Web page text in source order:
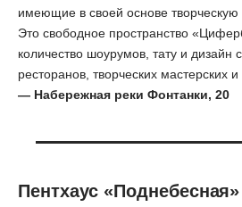
имеющие в своей основе творческую
Это свободное пространство
количество шоурумов, тату и дизайн
ресторанов, творческих мастерских и
— Набережная реки Фонтанки, 20
Пентхаус «Поднебесная»